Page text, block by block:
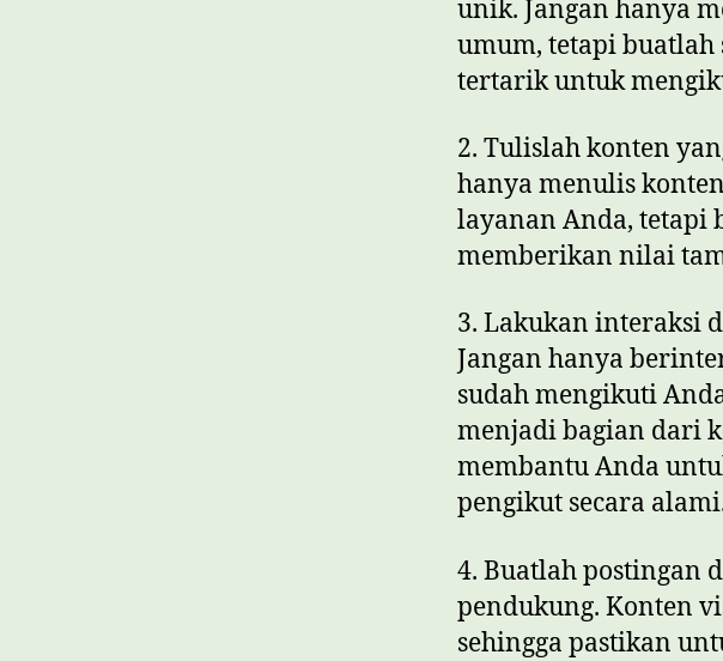
unik. Jangan hanya
umum, tetapi buatlah
tertarik untuk
2. Tulislah konten
hanya menulis
layanan Anda, tetapi
memberikan nilai
3. Lakukan interaksi
Jangan hanya
sudah mengikuti
menjadi bagian dari
membantu Anda
pengikut secara
4. Buatlah postingan
pendukung. Konten
sehingga pastikan